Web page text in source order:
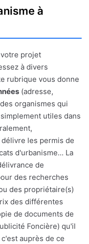
à
projet
à divers
rubrique vous donne
(adresse,
organismes qui
utiles dans
les permis de
d'urbanisme... La
de
des recherches
des propriétaire(s)
des différentes
de documents de
Foncière) qu'il
auprès de ce